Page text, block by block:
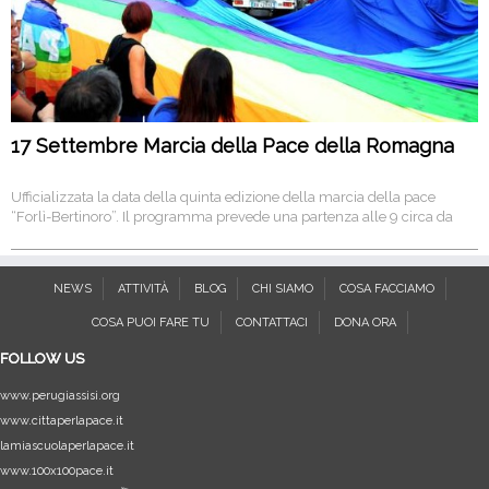
17 Settembre Marcia della Pace della Romagna
Ufficializzata la data della quinta edizione della marcia della pace
“Forlì-Bertinoro”. Il programma prevede una partenza alle 9 circa da
NEWS ATTIVITÀ BLOG CHI SIAMO COSA FACCIAMO
COSA PUOI FARE TU CONTATTACI DONA ORA
FOLLOW US
www.perugiassisi.org
www.cittaperlapace.it
lamiascuolaperlapace.it
www.100x100pace.it